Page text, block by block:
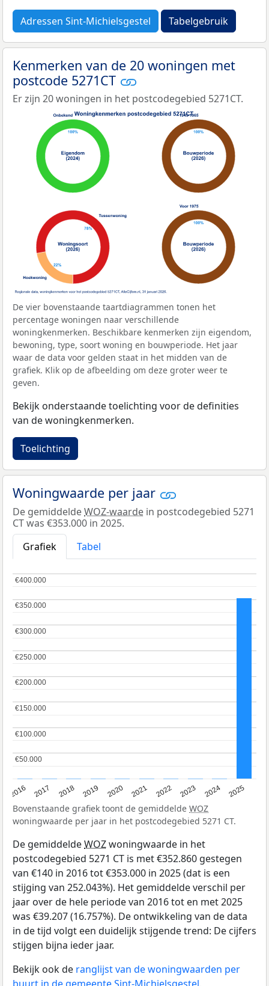
Adressen Sint-Michielsgestel Tabelgebruik
Kenmerken van de 20 woningen met
postcode 5271CT
Er zijn 20 woningen in het postcodegebied 5271CT.
De vier bovenstaande taartdiagrammen tonen het
percentage woningen naar verschillende
woningkenmerken. Beschikbare kenmerken zijn eigendom,
bewoning, type, soort woning en bouwperiode. Het jaar
waar de data voor gelden staat in het midden van de
grafiek. Klik op de afbeelding om deze groter weer te
geven.
Bekijk onderstaande toelichting voor de definities
van de woningkenmerken.
Toelichting
Woningwaarde per jaar
De gemiddeldeWOZ-waarde in postcodegebied 5271
CT was €353.000 in 2025.
Grafiek
Tabel
2016 2017 2018 2019 2020 2021 2022 2023 2024 2025
€50.000
€50.000
€100.000
€100.000
€150.000
€150.000
€200.000
€200.000
€250.000
€250.000
€300.000
€300.000
€350.000
€350.000
€400.000
€400.000
Bovenstaande grafiek toont de gemiddelde WOZ
woningwaarde per jaar in het postcodegebied 5271 CT.
De gemiddeldeWOZwoningwaarde in het
postcodegebied 5271 CT is met €352.860 gestegen
van €140 in 2016 tot €353.000 in 2025 (dat is een
stijging van 252.043%). Het gemiddelde verschil per
jaar over de hele periode van 2016 tot en met 2025
was €39.207 (16.757%). De ontwikkeling van de data
in de tijd volgt een duidelijk stijgende trend: De cijfers
stijgen bijna ieder jaar.
Bekijk ook de ranglijst van de woningwaarden per